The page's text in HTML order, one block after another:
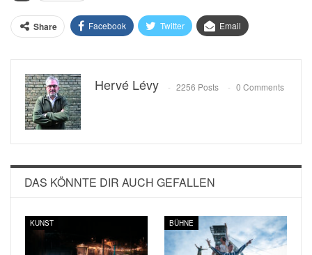
Share Facebook Twitter Email
Hervé Lévy 2256 Posts 0 Comments
DAS KÖNNTE DIR AUCH GEFALLEN
KUNST BÜHNE